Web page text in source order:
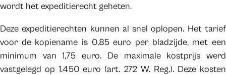
wordt het expeditierecht geheten.
Deze expeditierechten kunnen al snel oplopen. Het tarief
voor de kopiename is 0,85 euro per bladzijde, met een
minimum van 1,75 euro. De maximale kostprijs werd
vastgelegd op 1.450 euro (art. 272 W. Reg.). Deze kosten